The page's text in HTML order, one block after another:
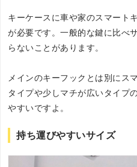
キーケースに車や家のスマート
が必要です。一般的な鍵に比べ
らないことがあります。
メインのキーフックとは別にス
タイプや少しマチが広いタイプ
やすいですよ。
持ち運びやすいサイズ